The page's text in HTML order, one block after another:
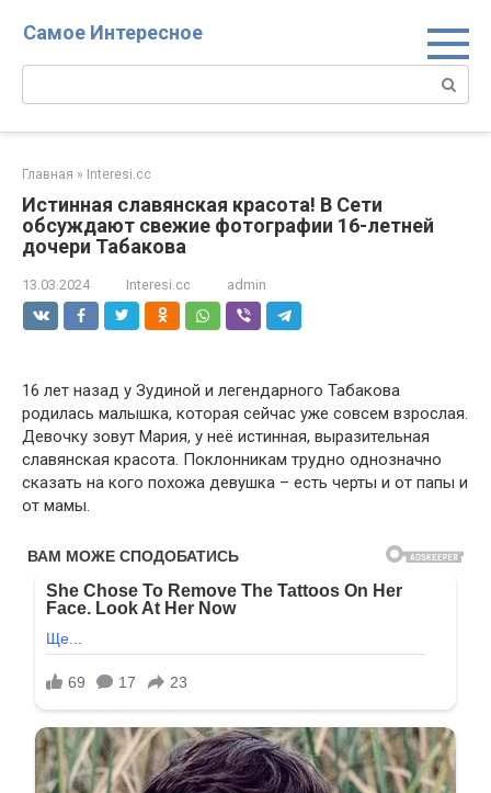
Самое Интересное
Поиск:
Главная » Interesi.cc
Истинная славянская красота! В Сети
обсуждают свежие фотографии 16-летней
дочери Табакова
13.03.2024 Interesi.cc admin
16 лет назад у Зудиной и легендарного Табакова
родилась малышка, которая сейчас уже совсем взрослая.
Девочку зовут Мария, у неё истинная, выразительная
славянская красота. Поклонникам трудно однозначно
сказать на кого похожа девушка – есть черты и от папы и
от мамы.